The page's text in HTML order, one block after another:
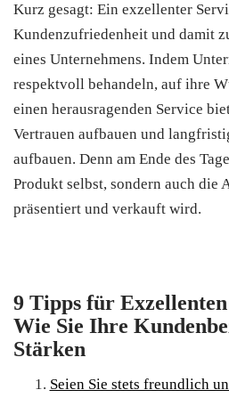
Kurz gesagt: Ein exzellenter
Kundenzufriedenheit und damit
eines Unternehmens. Indem
respektvoll behandeln, auf ihre
einen herausragenden Service
Vertrauen aufbauen und
aufbauen. Denn am Ende des
Produkt selbst, sondern auch die
präsentiert und verkauft wird.
9 Tipps für
Wie Sie Ihre
Stärken
Seien Sie stets freundlich